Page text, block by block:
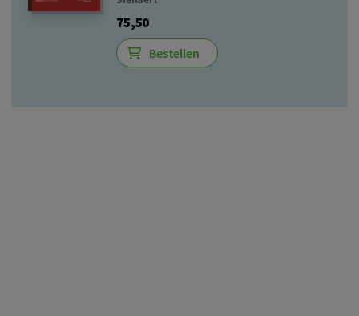
75,50
Bestellen